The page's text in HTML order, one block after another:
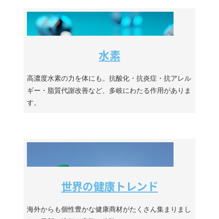
水素
高濃度水素の力を体にも。抗酸化・抗炎症・抗アレル
ギー・脂質代謝改善など、多岐にわたる作用がありま
す。
世界の健康トレンド
海外からも個性豊かな健康商材がたくさん集まりまし